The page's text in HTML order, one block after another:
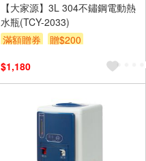
【大家源】3L 304不鏽鋼電動熱
水瓶(TCY-2033)
滿額贈券
贈$200
$1,180